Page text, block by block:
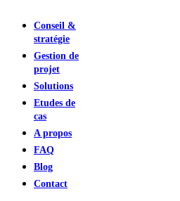
Conseil &
stratégie
Gestion de
projet
Solutions
Etudes de
cas
A propos
FAQ
Blog
Contact